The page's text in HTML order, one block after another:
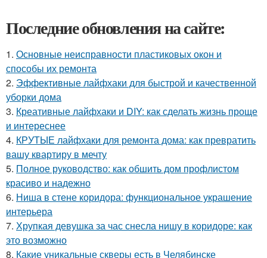
Последние обновления на сайте:
1. Основные неисправности пластиковых окон и
способы их ремонта
2. Эффективные лайфхаки для быстрой и качественной
уборки дома
3. Креативные лайфхаки и DIY: как сделать жизнь проще
и интереснее
4. КРУТЫЕ лайфхаки для ремонта дома: как превратить
вашу квартиру в мечту
5. Полное руководство: как обшить дом профлистом
красиво и надежно
6. Ниша в стене коридора: функциональное украшение
интерьера
7. Хрупкая девушка за час снесла нишу в коридоре: как
это возможно
8. Какие уникальные скверы есть в Челябинске